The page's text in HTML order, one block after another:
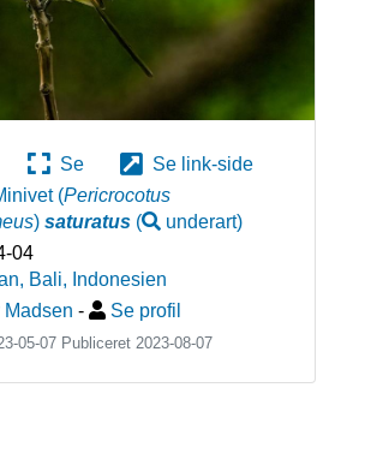
Se
Se link-side
(Pericrocotus
) saturatus( underart)
04
Bali, Indonesien
- Se profil
05-07 Publiceret 2023-08-07